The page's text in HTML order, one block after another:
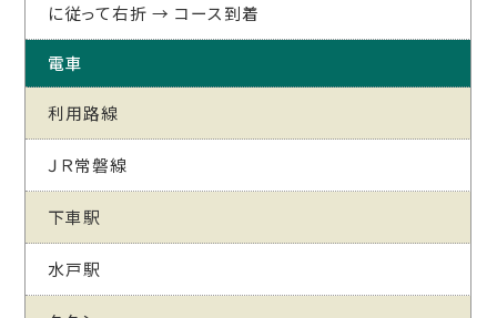
に従って右折 → コース到着
電車
利用路線
ＪＲ常磐線
下車駅
水戸駅